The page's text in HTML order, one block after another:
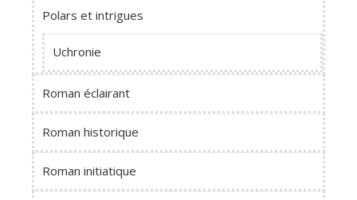
Polars et intrigues
Uchronie
Roman éclairant
Roman historique
Roman initiatique